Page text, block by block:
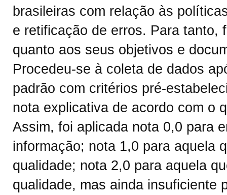
brasileiras com relação às
e retificação de erros. Para tanto,
quanto aos seus objetivos e
Procedeu-se à coleta de dados
padrão com critérios pré-
nota explicativa de acordo com o
Assim, foi aplicada nota 0,0 para
informação; nota 1,0 para aquela
qualidade; nota 2,0 para aquela
qualidade, mas ainda insuficiente